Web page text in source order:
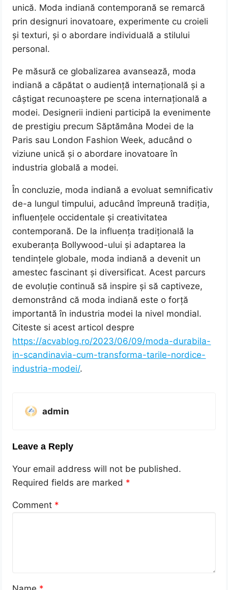
unică. Moda indiană contemporană se remarcă
prin designuri inovatoare, experimente cu croieli
și texturi, și o abordare individuală a stilului
personal.
Pe măsură ce globalizarea avansează, moda
indiană a căpătat o audiență internațională și a
câștigat recunoaștere pe scena internațională a
modei. Designerii indieni participă la evenimente
de prestigiu precum Săptămâna Modei de la
Paris sau London Fashion Week, aducând o
viziune unică și o abordare inovatoare în
industria globală a modei.
În concluzie, moda indiană a evoluat semnificativ
de-a lungul timpului, aducând împreună tradiția,
influențele occidentale și creativitatea
contemporană. De la influența tradițională la
exuberanța Bollywood-ului și adaptarea la
tendințele globale, moda indiană a devenit un
amestec fascinant și diversificat. Acest parcurs
de evoluție continuă să inspire și să captiveze,
demonstrând că moda indiană este o forță
importantă în industria modei la nivel mondial.
Citeste si acest articol despre
https://acvablog.ro/2023/06/09/moda-durabila-
in-scandinavia-cum-transforma-tarile-nordice-
industria-modei/.
admin
Leave a Reply
Your email address will not be published.
Required fields are marked *
Comment *